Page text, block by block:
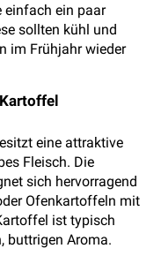
einfach ein paar
sollten kühl und
im Frühjahr wieder
eine attraktive
Fleisch. Die
sich hervorragend
Ofenkartoffeln mit
ist typisch
buttrigen Aroma.